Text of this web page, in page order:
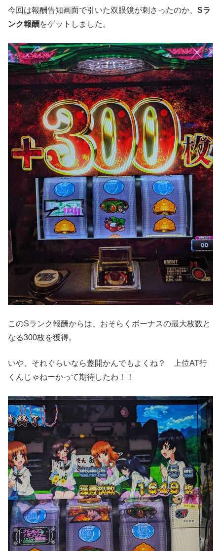
今回は報酬告知画面で引いた双眼鏡が刺さったのか、 Sラ
ンク報酬 をゲットしました。
このSランク報酬からは、おそらくボーナスの最大枚数と
なる300枚を獲得。
いや、それぐらいなら蓋開かんでもよくね？ 上位AT行
くんじゃねーかって期待したわ！！